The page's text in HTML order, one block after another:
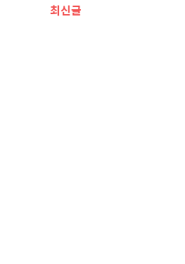
정
최신글